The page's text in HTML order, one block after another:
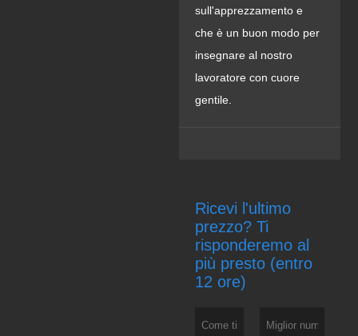
sull'apprezzamento e
che è un buon modo per
insegnare al nostro
lavoratore con cuore
gentile.
Ricevi l'ultimo
prezzo? Ti
risponderemo al
più presto (entro
12 ore)